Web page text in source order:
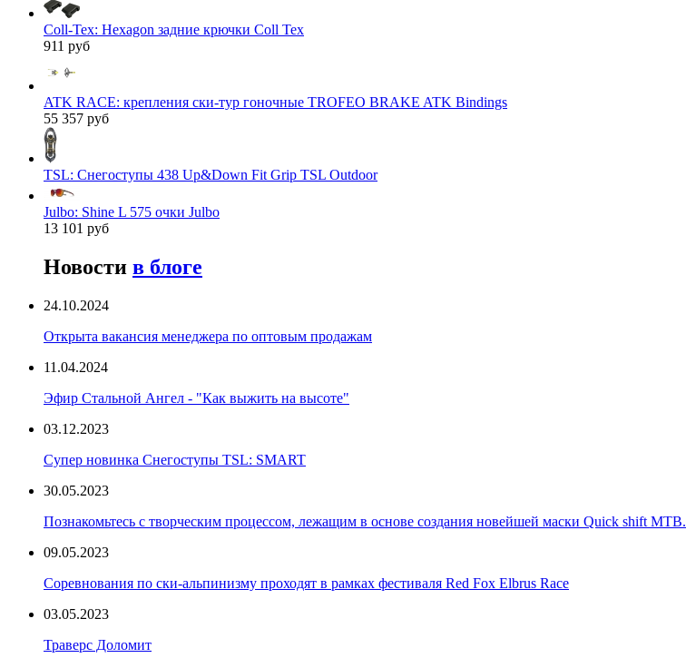
Coll-Tex: Hexagon задние крючки Coll Tex
911 руб
ATK RACE: крепления ски-тур гоночные TROFEO BRAKE ATK Bindings
55 357 руб
TSL: Снегоступы 438 Up&Down Fit Grip TSL Outdoor
Julbo: Shine L 575 очки Julbo
13 101 руб
Новости в блоге
24.10.2024
Открыта вакансия менеджера по оптовым продажам
11.04.2024
Эфир Стальной Ангел - "Как выжить на высоте"
03.12.2023
Супер новинка Снегоступы TSL: SMART
30.05.2023
Познакомьтесь с творческим процессом, лежащим в основе создания новейшей маски Quick shift MTB.
09.05.2023
Соревнования по ски-альпинизму проходят в рамках фестиваля Red Fox Elbrus Race
03.05.2023
Траверс Доломит